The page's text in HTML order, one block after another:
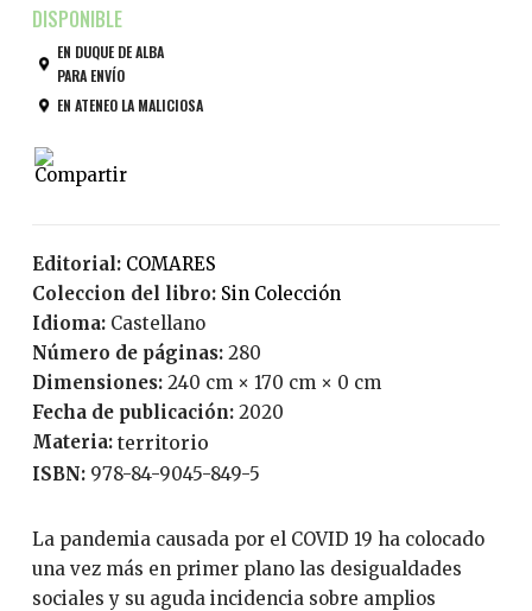
EN DUQUE DE ALBA
PARA ENVÍO
EN ATENEO LA MALICIOSA
Editorial:
COMARES
Coleccion del libro:
Sin Colección
Idioma:
Castellano
Número de páginas:
280
Dimensiones: 240 cm × 170 cm × 0 cm
Fecha de publicación:
2020
Materia: territorio
ISBN: 978-84-9045-849-5
La pandemia causada por el COVID 19 ha colocado
una vez más en primer plano las desigualdades
sociales y su aguda incidencia sobre amplios